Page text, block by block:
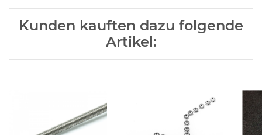
Kunden kauften dazu folgende
Artikel: